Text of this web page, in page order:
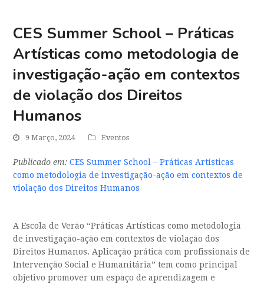
CES Summer School – Práticas
Artísticas como metodologia de
investigação-ação em contextos
de violação dos Direitos
Humanos
9 Março, 2024 Eventos
Publicado em: CES Summer School – Práticas Artísticas
como metodologia de investigação-ação em contextos de
violação dos Direitos Humanos
A Escola de Verão “Práticas Artísticas como metodologia
de investigação-ação em contextos de violação dos
Direitos Humanos. Aplicação prática com profissionais de
Intervenção Social e Humanitária” tem como principal
objetivo promover um espaço de aprendizagem e